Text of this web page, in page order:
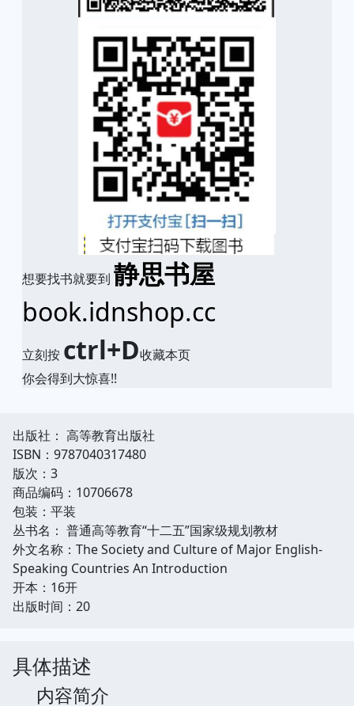
想要找书就要到 静思书屋
book.idnshop.cc
立刻按 ctrl+D收藏本页
你会得到大惊喜!!
出版社： 高等教育出版社
ISBN：9787040317480
版次：3
商品编码：10706678
包装：平装
丛书名： 普通高等教育“十二五”国家级规划教材
外文名称：The Society and Culture of Major English-
Speaking Countries An Introduction
开本：16开
出版时间：20
具体描述
内容简介